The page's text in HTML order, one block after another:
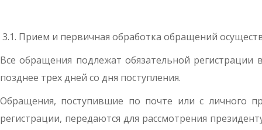
3.1. Прием и первичная обработка обращений
Все обращения подлежат обязательной
позднее трех дней со дня поступления.
Обращения, поступившие по почте или с личного
регистрации, передаются для рассмотрения